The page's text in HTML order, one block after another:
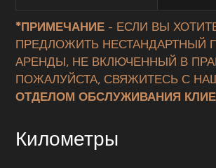
*ПРИМЕЧАНИЕ - ЕСЛИ ВЫ
ПРЕДЛОЖИТЬ НЕСТАНДАРТНЫЙ
АРЕНДЫ, НЕ ВКЛЮЧЕННЫЙ В
ПОЖАЛУЙСТА, СВЯЖИТЕСЬ С
ОТДЕЛОМ ОБСЛУЖИВАНИЯ
Километры